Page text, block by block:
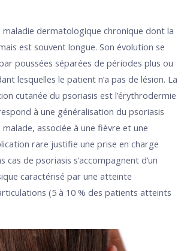
maladie dermatologique chronique dont la
est souvent longue. Son évolution se
poussées séparées de périodes plus ou
lesquelles le patient n’a pas de lésion. La
cutanée du psoriasis est l’érythrodermie
à une généralisation du psoriasis
associée à une fièvre et une
rare justifie une prise en charge
cas de psoriasis s’accompagnent d’un
caractérisé par une atteinte
(5 à 10 % des patients atteints